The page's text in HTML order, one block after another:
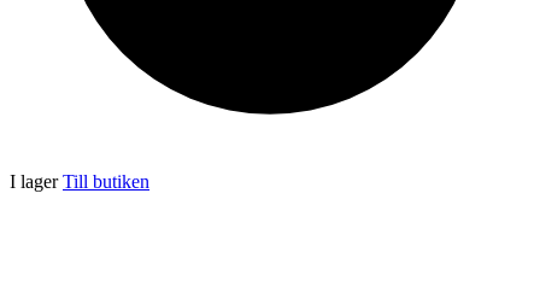
I lagerTill butiken